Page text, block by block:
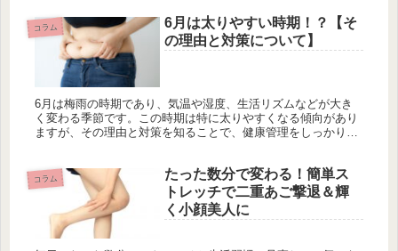
コラム
6月は太りやすい時期！？【そ
の理由と対策について】
6月は梅雨の時期であり、気温や湿度、生活リズムなどが大き
く変わる季節です。この時期は特に太りやすくなる傾向があり
ますが、その理由と対策を知ることで、健康管理をしっかりと
コラム
たった数分で変わる！簡単ス
トレッチで二重あご撃退＆輝
く小顔美人に